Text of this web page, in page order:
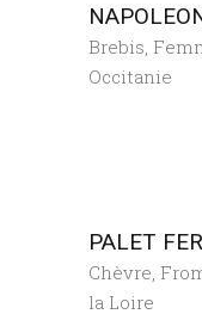
Brebis,
Occitanie
PALET
Chèvre
la Loire